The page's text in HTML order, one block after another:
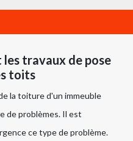
travaux de pose
toits
la toiture d'un immeuble
de problèmes. Il est
ce type de problème.